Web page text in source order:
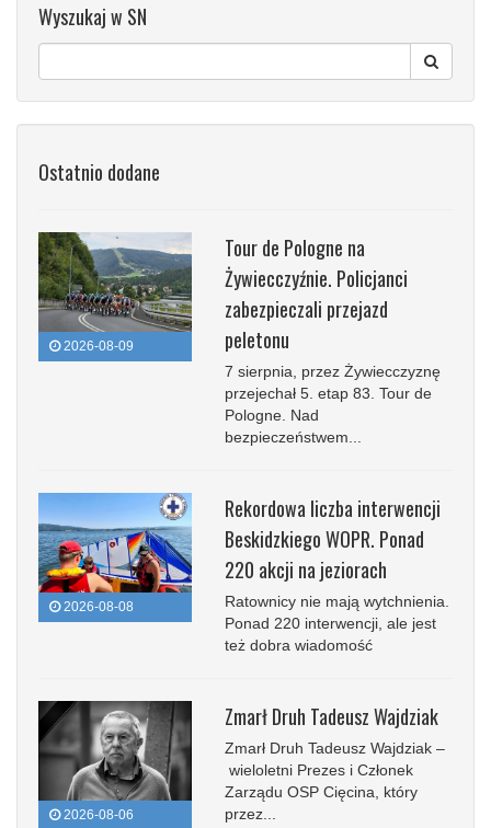
Wyszukaj w SN
Ostatnio dodane
2026-08-09
Tour de Pologne na
Żywiecczyźnie. Policjanci
zabezpieczali przejazd
peletonu
7 sierpnia, przez Żywiecczyznę
przejechał 5. etap 83. Tour de
Pologne. Nad
bezpieczeństwem...
2026-08-08
Rekordowa liczba interwencji
Beskidzkiego WOPR. Ponad
220 akcji na jeziorach
Ratownicy nie mają wytchnienia.
Ponad 220 interwencji, ale jest
też dobra wiadomość
2026-08-06
Zmarł Druh Tadeusz Wajdziak
Zmarł Druh Tadeusz Wajdziak –
wieloletni Prezes i Członek
Zarządu OSP Cięcina, który
przez...